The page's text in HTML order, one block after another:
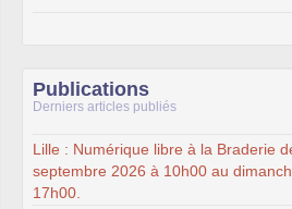
Publications
Derniers articles publiés
Lille : Numérique libre à la Braderie
septembre 2026 à 10h00 au
17h00.